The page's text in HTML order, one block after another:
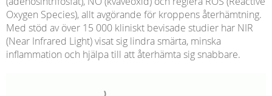
Oxygen Species), allt avgörande för kroppens återhämtning.
Med stöd av över 15 000 kliniskt bevisade studier har NIR
(Near Infrared Light) visat sig lindra smärta, minska
inflammation och hjälpa till att återhämta sig snabbare.